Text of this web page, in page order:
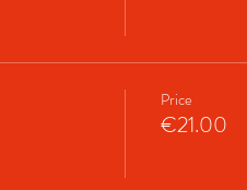
Price
€21.00